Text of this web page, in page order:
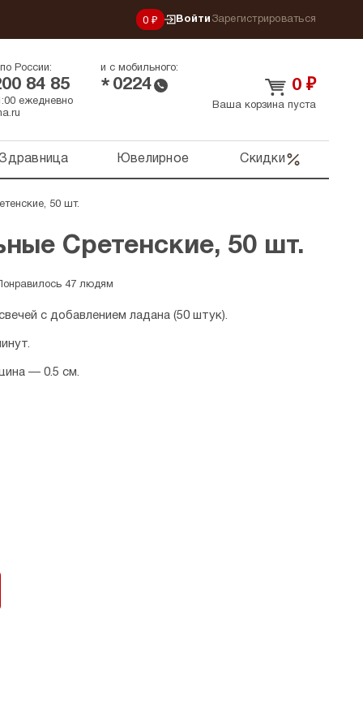
0 ₽ Войти Зарегистрироваться
России:
84 85
и с мобильного:
* 0224
ежедневно
0 ₽
Ваша корзина пуста
Ювелирное Скидки
50 шт.
Сретенские, 50 шт.
Понравилось 47 людям
с добавлением ладана (50 штук).
— 0,5 см.